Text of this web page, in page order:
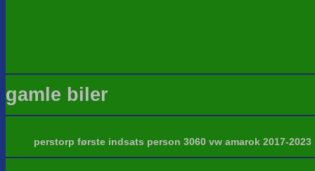
gamle biler
perstorp første indsats person 3060 vw amarok 2017-2023